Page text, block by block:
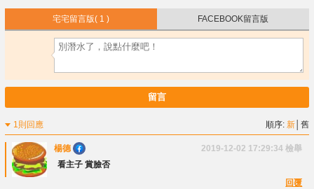
宅宅留言版( 1 ) FACEBOOK留言版
留言
1則回應 順序:新 │舊
楊德 2019-12-02 17:29:34 檢舉
看主子 賞臉否
回覆